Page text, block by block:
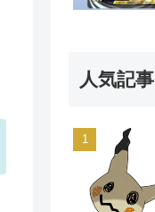
人気記事